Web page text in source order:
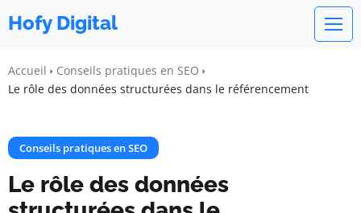
Hofy Digital
Accueil
Conseils pratiques en SEO
Le rôle des données structurées dans le référencement
Conseils pratiques en SEO
Le rôle des données